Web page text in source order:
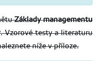
Základy managementu
. Vzorové testy a literaturu
níže v příloze.